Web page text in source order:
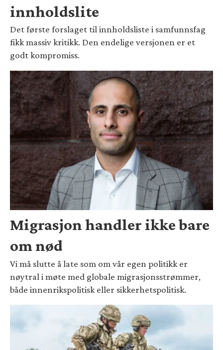
innholdslite
Det første forslaget til innholdsliste i samfunnsfag
fikk massiv kritikk. Den endelige versjonen er et
godt kompromiss.
Migrasjon handler ikke bare
om nød
Vi må slutte å late som om vår egen politikk er
nøytral i møte med globale migrasjonsstrømmer,
både innenrikspolitisk eller sikkerhetspolitisk.